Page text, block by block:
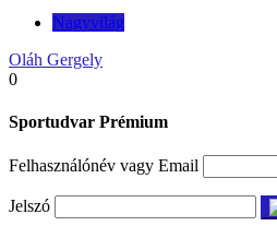
Nagyvilág
Oláh Gergely
0
Sportudvar Prémium
Felhasználónév vagy Email
Jelszó